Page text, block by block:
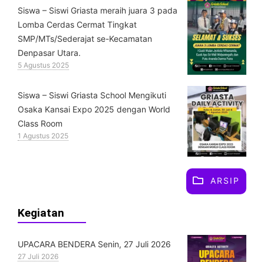
Siswa – Siswi Griasta meraih juara 3 pada
Lomba Cerdas Cermat Tingkat
SMP/MTs/Sederajat se-Kecamatan
Denpasar Utara.
5 Agustus 2025
Siswa – Siswi Griasta School Mengikuti
Osaka Kansai Expo 2025 dengan World
Class Room
1 Agustus 2025
ARSIP
Kegiatan
UPACARA BENDERA Senin, 27 Juli 2026
27 Juli 2026